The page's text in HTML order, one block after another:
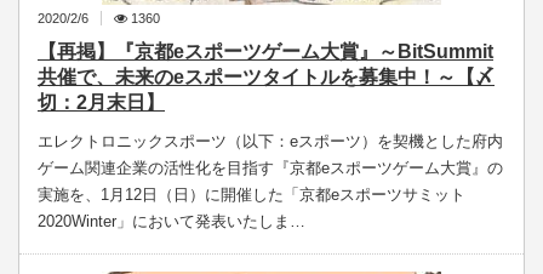
2020/2/6 1360
【再掲】『京都eスポーツゲーム大賞』～BitSummit
共催で、未来のeスポーツタイトルを募集中！～【〆
切：2月末日】
エレクトロニックスポーツ（以下：eスポーツ）を契機とした府内
ゲーム関連企業の活性化を目指す『京都eスポーツゲーム大賞』の
実施を、1月12日（日）に開催した「京都eスポーツサミット
2020Winter」において発表いたしま…